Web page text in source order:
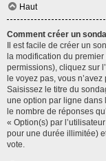
Haut
Comment créer un
Il est facile de créer un
la modification du
permissions), cliquez sur
le voyez pas, vous
Saisissez le titre du
une option par ligne dans
le nombre de réponses
« Option(s) par
pour une durée illimitée)
vote.